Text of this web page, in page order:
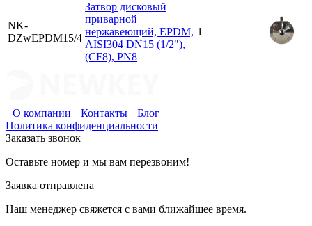
NK-
DZwEPDM15/4
Затвор дисковый
приварной
нержавеющий, EPDM,
AISI304 DN15 (1/2"),
(CF8), PN8
1
О компании Контакты
Блог
Политика конфиденциальности
Заказать звонок
Оставьте номер и мы вам перезвоним!
Заявка отправлена
Наш менеджер свяжется с вами ближайшее время.